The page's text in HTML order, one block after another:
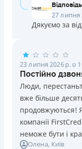
27 липня
Дякуємо за
23 липня 2026 р. о
Постійно
Люди,
вже більше
продовжуються!
компанії
неможе бути і
Олена, Київ